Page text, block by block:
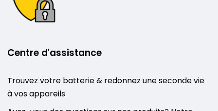
Centre d'assistance
Trouvez votre batterie & redonnez une seconde vie
à vos appareils